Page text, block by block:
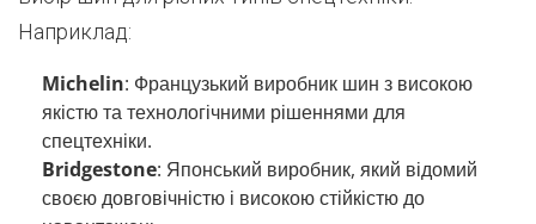
Наприклад:
Michelin: Французький виробник шин з високою
якістю та технологічними рішеннями для
спецтехніки.
Bridgestone: Японський виробник, який відомий
своєю довговічністю і високою стійкістю до